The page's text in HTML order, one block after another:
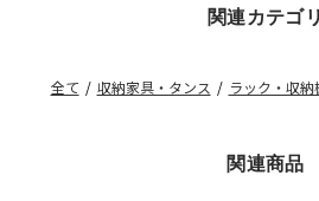
関連カテゴリ
全て / 収納家具・タンス / ラック・収納
関連商品